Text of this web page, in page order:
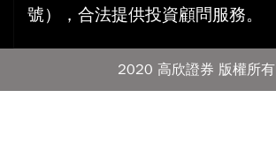
號），合法提供投資顧問服務。
2020 高欣證券 版權所有